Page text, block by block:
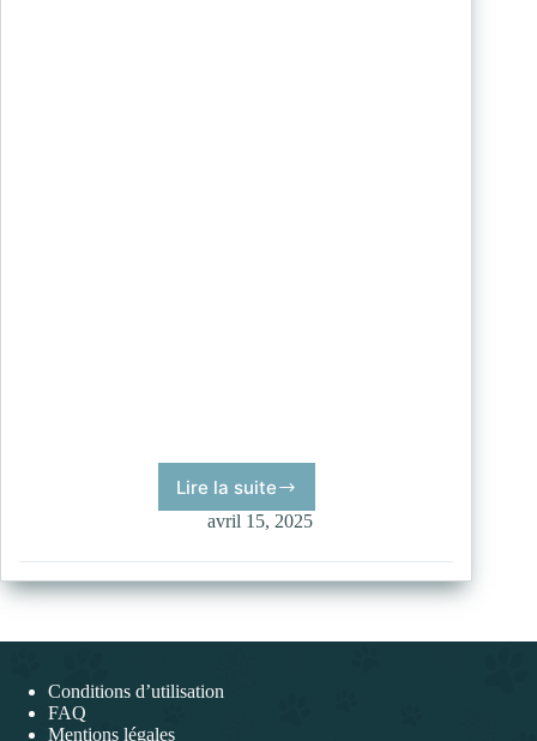
Lire la suite
Hanni
avril 15, 2025
Conditions d’utilisation
FAQ
Mentions légales